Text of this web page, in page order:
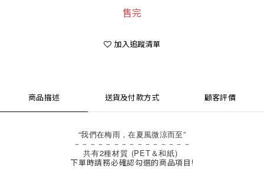
售完
加入追蹤清單
商品描述 送貨及付款方式 顧客評價
“我們在梅雨，在夏風微涼而至”
－－－－－－－－－－－－－－－
共有2種材質 (PET＆和紙)
下單時請務必確認勾選的商品項目!